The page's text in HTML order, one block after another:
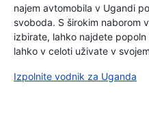
najem avtomobila v Ugandi
svoboda. S širokim naborom
izbirate, lahko najdete
lahko v celoti uživate v
Izpolnite vodnik za Uganda